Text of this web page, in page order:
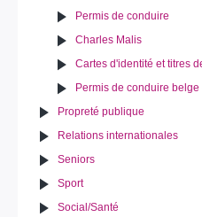
Permis de conduire
Charles Malis
Cartes d'identité et titres
Permis de conduire belge
Propreté publique
Relations internationales
Seniors
Sport
Social/Santé